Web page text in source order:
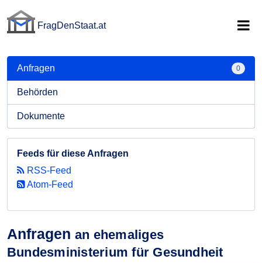
FragDenStaat.at
Anfragen an ehemaliges
Bundesministerium für Gesundheit
Anfragen 0
Behörden
Dokumente
Feeds für diese Anfragen
RSS-Feed
Atom-Feed